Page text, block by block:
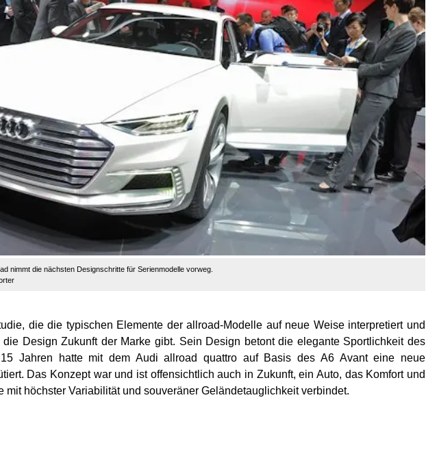
nimmt die nächsten Designschritte für Serienmodelle vorweg.
die die typischen Elemente der allroad-Modelle auf neue Weise interpretiert und
Design Zukunft der Marke gibt. Sein Design betont die elegante Sportlichkeit des
Jahren hatte mit dem Audi allroad quattro auf Basis des A6 Avant eine neue
Das Konzept war und ist offensichtlich auch in Zukunft, ein Auto, das Komfort und
mit höchster Variabilität und souveräner Geländetauglichkeit verbindet.